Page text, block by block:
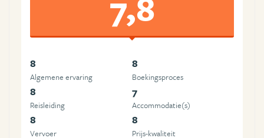
8
Algemene ervaring
8
Boekingsproces
8
Reisleiding
7
Accommodatie(s)
8
Vervoer
8
Prijs-kwaliteit